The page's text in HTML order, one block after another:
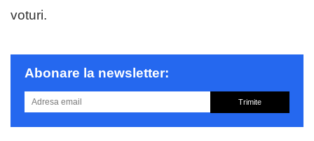
voturi.
Abonare la newsletter:
Trimite